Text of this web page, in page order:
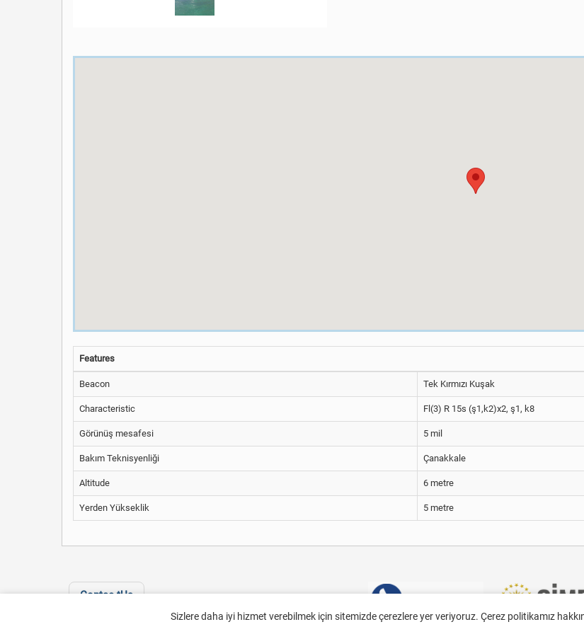
Features
Beacon Tek Kırmızı Kuşak
Characteristic Fl(3) R 15s (ş1,k2)x2, ş1, k8
Görünüş mesafesi 5 mil
Bakım Teknisyenliği Çanakkale
Altitude 6 metre
Yerden Yükseklik 5 metre
Contac tUs
Sizlere daha iyi hizmet verebilmek için sitemizde çerezlere yer veriyoruz. Çerez politikamız